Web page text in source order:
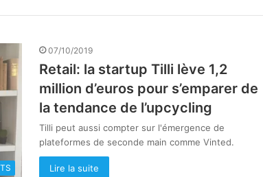
07/10/2019
Retail: la startup Tilli lève 1,2
million d’euros pour s’emparer de
la tendance de l’upcycling
Tilli peut aussi compter sur l'émergence de
plateformes de seconde main comme Vinted.
Lire la suite